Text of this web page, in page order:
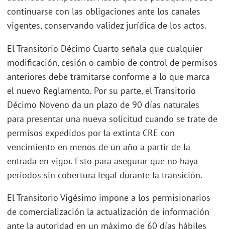
continuarse con las obligaciones ante los canales
vigentes, conservando validez jurídica de los actos.
El Transitorio Décimo Cuarto señala que cualquier
modificación, cesión o cambio de control de permisos
anteriores debe tramitarse conforme a lo que marca
el nuevo Reglamento. Por su parte, el Transitorio
Décimo Noveno da un plazo de 90 días naturales
para presentar una nueva solicitud cuando se trate de
permisos expedidos por la extinta CRE con
vencimiento en menos de un año a partir de la
entrada en vigor. Esto para asegurar que no haya
periodos sin cobertura legal durante la transición.
El Transitorio Vigésimo impone a los permisionarios
de comercialización la actualización de información
ante la autoridad en un máximo de 60 días hábiles